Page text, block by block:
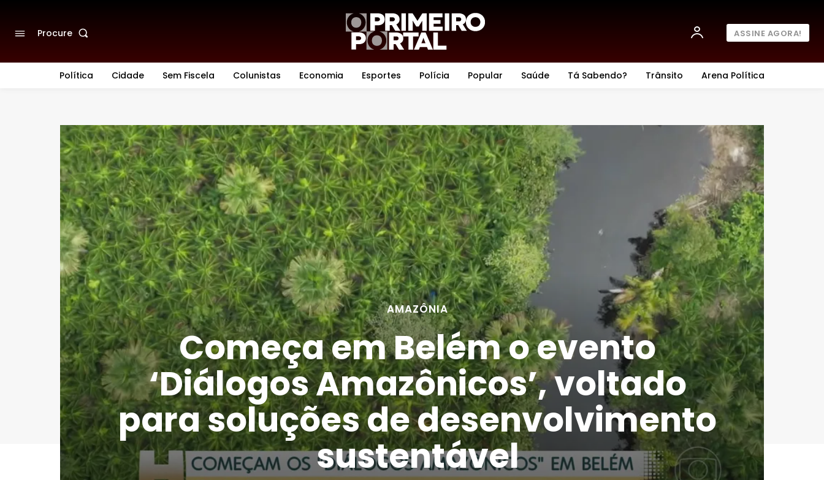
Procure ASSINE AGORA!
Política Cidade Sem Fiscela Colunistas Economia Esportes Polícia Popular Saúde Tá Sabendo? Trânsito Arena Política
AMAZÔNIA
Começa em Belém o evento
‘Diálogos Amazônicos’, voltado
para soluções de desenvolvimento
sustentável